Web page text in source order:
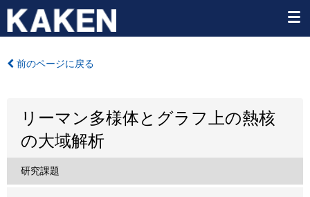
前のページに戻る
リーマン多様体とグラフ上の熱核
の大域解析
研究課題